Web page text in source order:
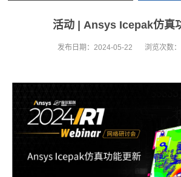
活动 | Ansys Icepak仿真
发布日期： 2024-05-22 浏览次数：